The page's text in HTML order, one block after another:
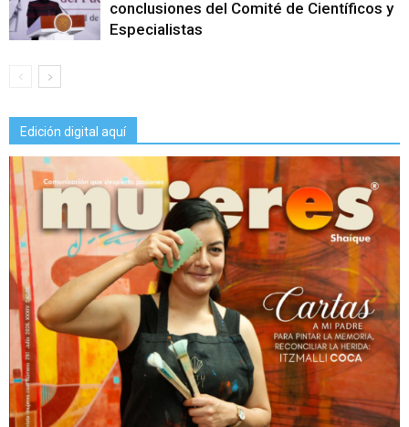
conclusiones del Comité de Científicos y
Especialistas
Edición digital aquí